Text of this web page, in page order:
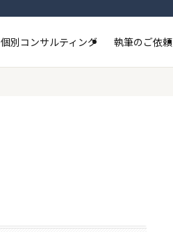
個別コンサルティング 執筆のご依頼